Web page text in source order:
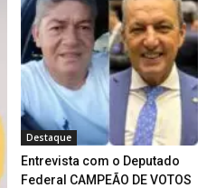
Destaque
Entrevista com o Deputado
Federal CAMPEÃO DE VOTOS